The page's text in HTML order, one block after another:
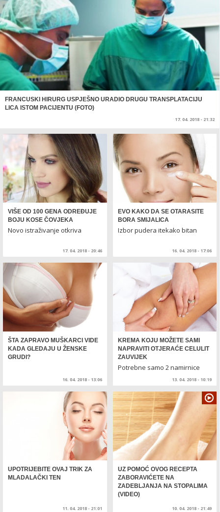
FRANCUSKI HIRURG USPJEŠNO URADIO DRUGU TRANSPLATACIJU
LICA ISTOM PACIJENTU (FOTO)
17. 04. 2018 - 21:32
VIŠE OD 100 GENA ODREĐUJE
BOJU KOSE ČOVJEKA
Novo istraživanje otkriva
17. 04. 2018 - 20:46
EVO KAKO DA SE OTARASITE
BORA SMIJALICA
Izbor pudera itekako bitan
16. 04. 2018 - 17:06
ŠTA ZAPRAVO MUŠKARCI VIDE
KADA GLEDAJU U ŽENSKE
GRUDI?
16. 04. 2018 - 13:06
KREMA KOJU MOŽETE SAMI
NAPRAVITI OTJERAĆE CELULIT
ZAUVIJEK
Potrebne samo 2 namirnice
13. 04. 2018 - 10:19
UPOTRIJEBITE OVAJ TRIK ZA
MLADALAČKI TEN
11. 04. 2018 - 21:01
UZ POMOĆ OVOG RECEPTA
ZABORAVIĆETE NA
ZADEBLJANJA NA STOPALIMA
(VIDEO)
10. 04. 2018 - 21:49